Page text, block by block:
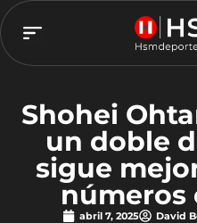
Shohei
un doble
sigue
números
abril 7, 2025 David